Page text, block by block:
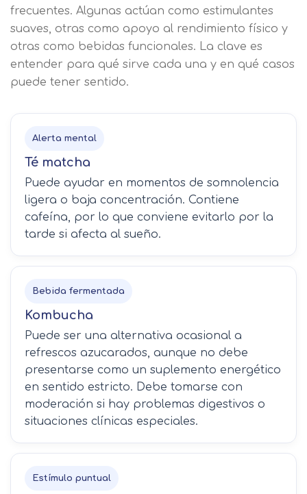
frecuentes. Algunas actúan como estimulantes
suaves, otras como apoyo al rendimiento físico y
otras como bebidas funcionales. La clave es
entender para qué sirve cada una y en qué casos
puede tener sentido.
Alerta mental
Té matcha
Puede ayudar en momentos de somnolencia
ligera o baja concentración. Contiene
cafeína, por lo que conviene evitarlo por la
tarde si afecta al sueño.
Bebida fermentada
Kombucha
Puede ser una alternativa ocasional a
refrescos azucarados, aunque no debe
presentarse como un suplemento energético
en sentido estricto. Debe tomarse con
moderación si hay problemas digestivos o
situaciones clínicas especiales.
Estímulo puntual
Protección de Datos .Haz clic aquí
Acepto el tratamiento de mis datos con la
finalidad prevista en la información
como otros derechos, como se
explica en la información adicional
Información adicionalaquí
Después de aceptar, no volveremos a
mostrarle este mensaje.
Seguir navegando